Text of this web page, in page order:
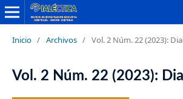
Inicio / Archivos / Vol. 2 Núm. 22 (2023):
Vol. 2 Núm. 22 (2023):